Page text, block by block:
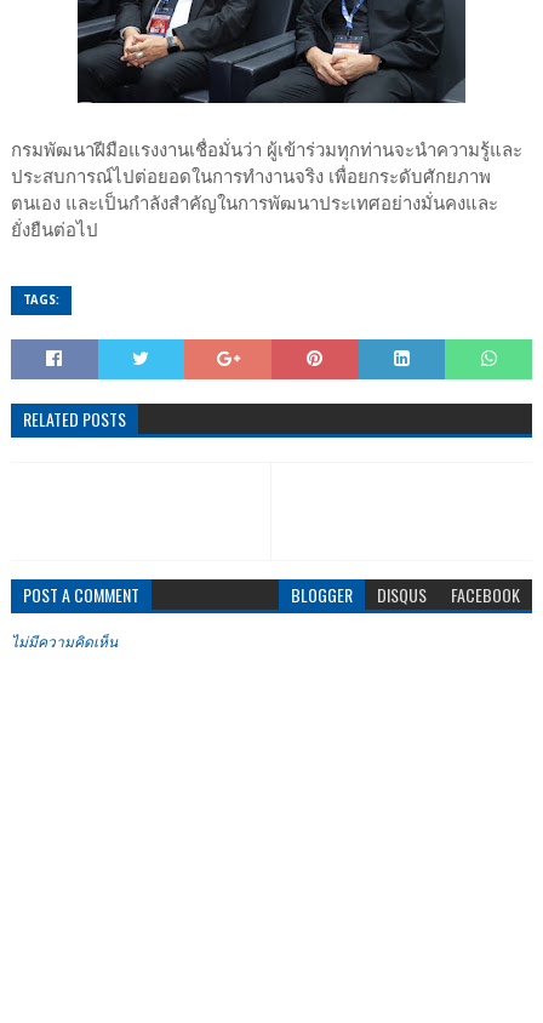
กรมพัฒนาฝีมือแรงงานเชื่อมั่นว่า ผู้เข้าร่วมทุกท่านจะนำความรู้และ
ประสบการณ์ไปต่อยอดในการทำงานจริง เพื่อยกระดับศักยภาพ
ตนเอง และเป็นกำลังสำคัญในการพัฒนาประเทศอย่างมั่นคงและ
ยั่งยืนต่อไป
TAGS:
RELATED POSTS
POST A COMMENT BLOGGER DISQUS FACEBOOK
ไม่มีความคิดเห็น